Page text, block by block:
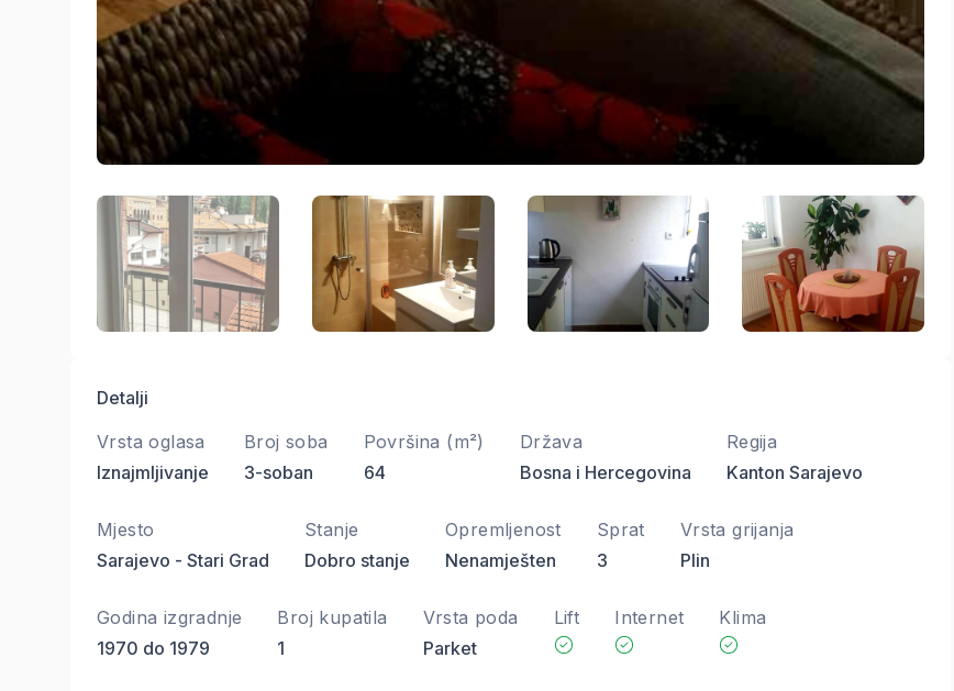
Detalji
Vrsta oglasa
Iznajmljivanje
Broj soba
3-soban
Površina (m²)
64
Država
Bosna i Hercegovina
Regija
Kanton Sarajevo
Mjesto
Sarajevo - Stari Grad
Stanje
Dobro stanje
Opremljenost
Nenamješten
Sprat
3
Vrsta grijanja
Plin
Godina izgradnje
1970 do 1979
Broj kupatila
1
Vrsta poda
Parket
Lift Internet Klima